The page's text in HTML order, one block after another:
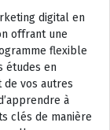
digital en
offrant une
flexible
études en
vos autres
à
clés de manière